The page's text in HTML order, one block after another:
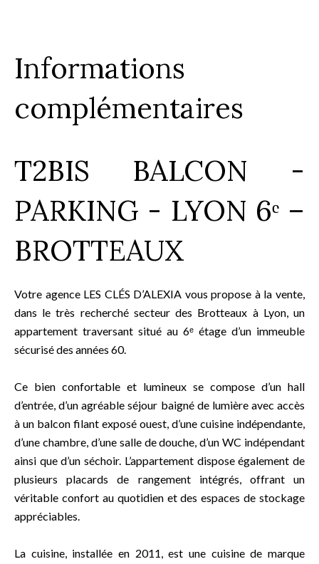
Informations
complémentaires
T2BIS BALCON -
PARKING - LYON 6ᵉ –
BROTTEAUX
Votre agence LES CLÉS D’ALEXIA vous propose à la vente,
dans le très recherché secteur des Brotteaux à Lyon, un
appartement traversant situé au 6ᵉ étage d’un immeuble
sécurisé des années 60.
Ce bien confortable et lumineux se compose d’un hall
d’entrée, d’un agréable séjour baigné de lumière avec accès
à un balcon filant exposé ouest, d’une cuisine indépendante,
d’une chambre, d’une salle de douche, d’un WC indépendant
ainsi que d’un séchoir. L’appartement dispose également de
plusieurs placards de rangement intégrés, offrant un
véritable confort au quotidien et des espaces de stockage
appréciables.
La cuisine, installée en 2011, est une cuisine de marque